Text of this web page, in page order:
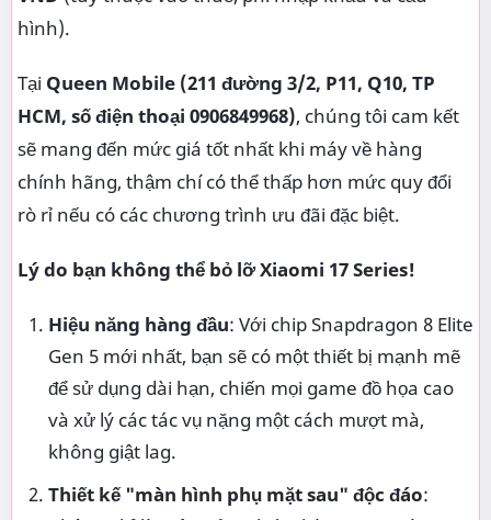
hình).
Tại Queen Mobile (211 đường 3/2, P11, Q10, TP
HCM, số điện thoại 0906849968), chúng tôi cam kết
sẽ mang đến mức giá tốt nhất khi máy về hàng
chính hãng, thậm chí có thể thấp hơn mức quy đổi
rò rỉ nếu có các chương trình ưu đãi đặc biệt.
Lý do bạn không thể bỏ lỡ Xiaomi 17 Series!
Hiệu năng hàng đầu: Với chip Snapdragon 8 Elite
Gen 5 mới nhất, bạn sẽ có một thiết bị mạnh mẽ
để sử dụng dài hạn, chiến mọi game đồ họa cao
và xử lý các tác vụ nặng một cách mượt mà,
không giật lag.
Thiết kế "màn hình phụ mặt sau" độc đáo: